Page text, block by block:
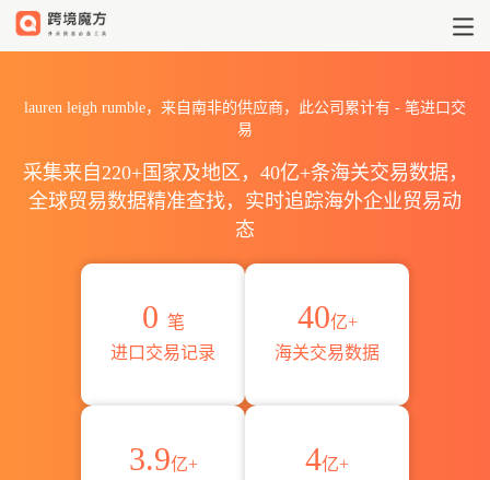
lauren leigh rumble，来自南非的供应商，此公司累计有 - 笔进口交
易
采集来自220+国家及地区，40亿+条海关交易数据，
全球贸易数据精准查找，实时追踪海外企业贸易动
态
0 笔
进口交易记录
40亿+
海关交易数据
3.9亿+
4亿+